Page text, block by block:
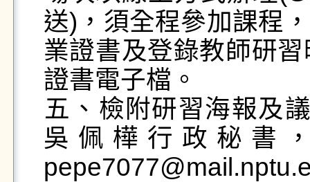
送)，須全程參加課程
業證書及登錄教師研
證書電子檔。
五、​​​檢附研習海報及
吳佩樺行政秘書，